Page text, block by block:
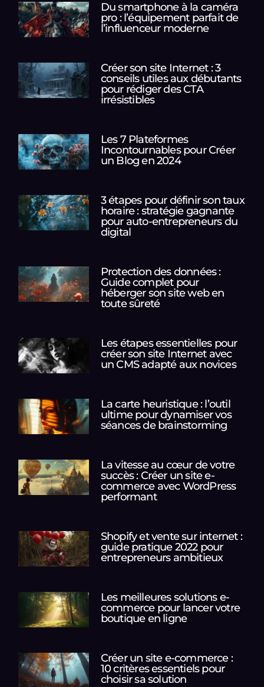
Du smartphone à la caméra
pro : l’équipement parfait de
l’influenceur moderne
Créer son site Internet : 3
conseils utiles aux débutants
pour rédiger des CTA
irrésistibles
Les 7 Plateformes
Incontournables pour Créer
un Blog en 2024
3 étapes pour définir son taux
horaire : stratégie gagnante
pour auto-entrepreneurs du
digital
Protection des données :
Guide complet pour
héberger son site web en
toute sûreté
Les étapes essentielles pour
créer son site Internet avec
un CMS adapté aux novices
La carte heuristique : l’outil
ultime pour dynamiser vos
séances de brainstorming
La vitesse au cœur de votre
succès : Créer un site e-
commerce avec WordPress
performant
Shopify et vente sur internet :
guide pratique 2022 pour
entrepreneurs ambitieux
Les meilleures solutions e-
commerce pour lancer votre
boutique en ligne
Créer un site e-commerce :
10 critères essentiels pour
choisir sa solution